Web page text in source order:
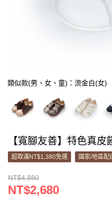
類似款(男、女、童)：流金白(女)
【寬腳友善】特色真
超取滿NT$1,380免運 國家/地區配
NT$4,880
NT$2,680